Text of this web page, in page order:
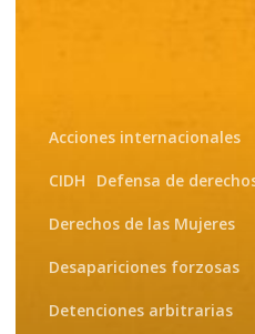
Acciones internacionales
CIDH Defensa de
Derechos de las Mujeres
Desapariciones forzosas
Detenciones arbitrarias